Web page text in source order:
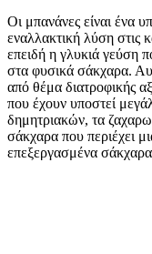
Οι μπανάνες είναι ένα
εναλλακτική λύση στις
επειδή η γλυκιά γεύση
στα φυσικά σάκχαρα.
από θέμα διατροφικής
που έχουν υποστεί
δημητριακών, τα
σάκχαρα που περιέχει
επεξεργασμένα